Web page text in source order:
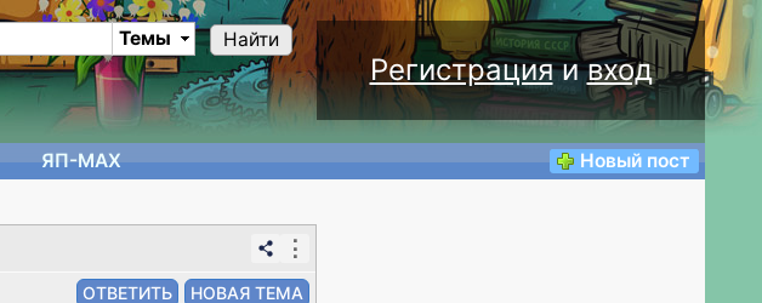
Регистрацияивход
Найти
Темы
ЯП-MAX
Новый пост
⋮